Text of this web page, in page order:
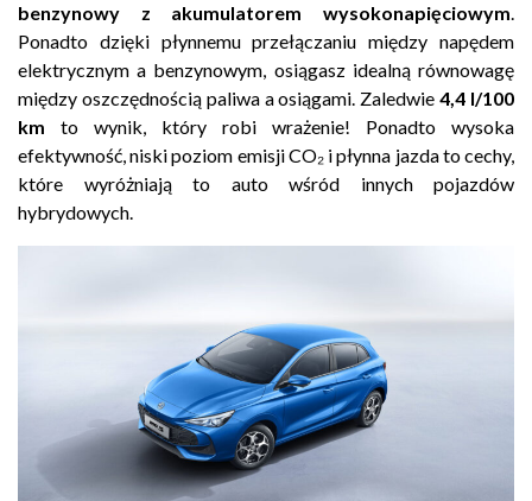
benzynowy z akumulatorem wysokonapięciowym.
Ponadto dzięki płynnemu przełączaniu między napędem
elektrycznym a benzynowym, osiągasz idealną równowagę
między oszczędnością paliwa a osiągami. Zaledwie4,4 l/100
km to wynik, który robi wrażenie! Ponadto wysoka
efektywność, niski poziom emisji CO₂ i płynna jazda to cechy,
które wyróżniają to auto wśród innych pojazdów
hybrydowych.